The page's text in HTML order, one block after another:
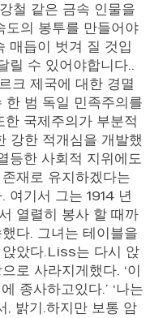
철 같은 금속 인물을
도의 봉투를 만들어야
매듭이 벗겨 질 것입
릴 수 있어야합니다..
크 제국에 대한 경멸
한 범 독일 민족주의를
국제주의가 부분적
강한 적개심을 개발했
등한 사회적 지위에도
재로 유지하겠다는
여기서 그는 1914 년
열렬히 봉사 할 때까
다. 그녀는 테이블을
았다.Liss는 다시 앉
로 사라지게했다. ‘이
종사하고있다.’ ‘나는
, 밝기.하지만 보통 암